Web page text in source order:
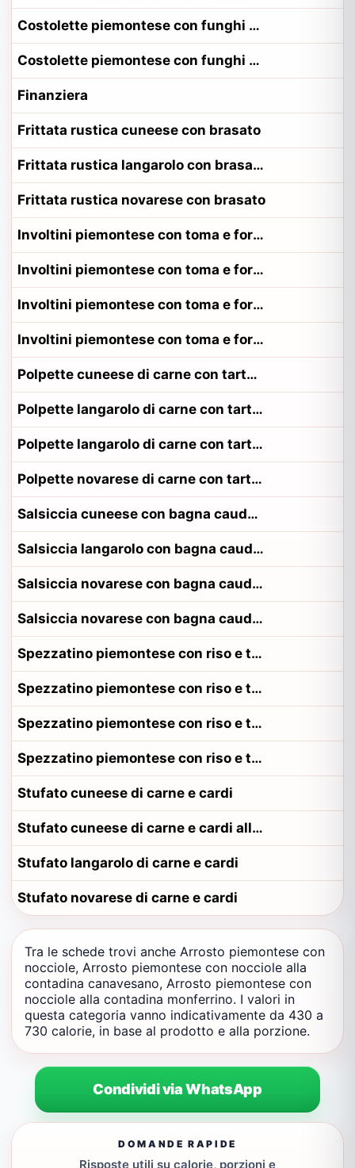
Costolette piemontese con funghi alla contadina canavesano
Costolette piemontese con funghi alla contadina monferrino
Finanziera
Frittata rustica cuneese con brasato
Frittata rustica langarolo con brasato
Frittata rustica novarese con brasato
Involtini piemontese con toma e formaggio
Involtini piemontese con toma e formaggio alla contadina canavesano
Involtini piemontese con toma e formaggio alla contadina monferrino
Involtini piemontese con toma e formaggio alla contadina torinese
Polpette cuneese di carne con tartufo
Polpette langarolo di carne con tartufo
Polpette langarolo di carne con tartufo alla contadina langarolo
Polpette novarese di carne con tartufo
Salsiccia cuneese con bagna cauda e patate
Salsiccia langarolo con bagna cauda e patate
Salsiccia novarese con bagna cauda e patate
Salsiccia novarese con bagna cauda e patate alla contadina novarese
Spezzatino piemontese con riso e tartufo
Spezzatino piemontese con riso e tartufo alla contadina canavesano
Spezzatino piemontese con riso e tartufo alla contadina monferrino
Spezzatino piemontese con riso e tartufo alla contadina torinese
Stufato cuneese di carne e cardi
Stufato cuneese di carne e cardi alla contadina cuneese
Stufato langarolo di carne e cardi
Stufato novarese di carne e cardi
Tra le schede trovi anche Arrosto piemontese con
nocciole, Arrosto piemontese con nocciole alla
contadina canavesano, Arrosto piemontese con
nocciole alla contadina monferrino. I valori in
questa categoria vanno indicativamente da 430 a
730 calorie, in base al prodotto e alla porzione.
Condividi via WhatsApp
DOMANDE RAPIDE
Risposte utili su calorie, porzioni e